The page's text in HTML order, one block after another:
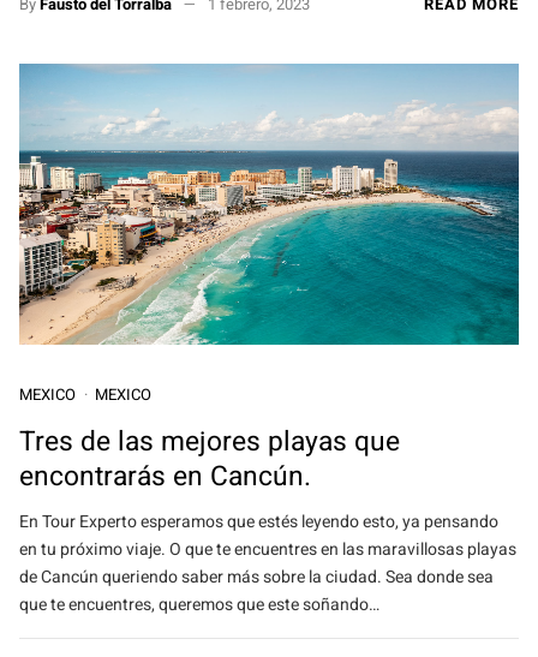
MEXICO MEXICO
Tres de las mejores playas que
encontrarás en Cancún.
En Tour Experto esperamos que estés leyendo esto, ya pensando
en tu próximo viaje. O que te encuentres en las maravillosas playas
de Cancún queriendo saber más sobre la ciudad. Sea donde sea
que te encuentres, queremos que este soñando…